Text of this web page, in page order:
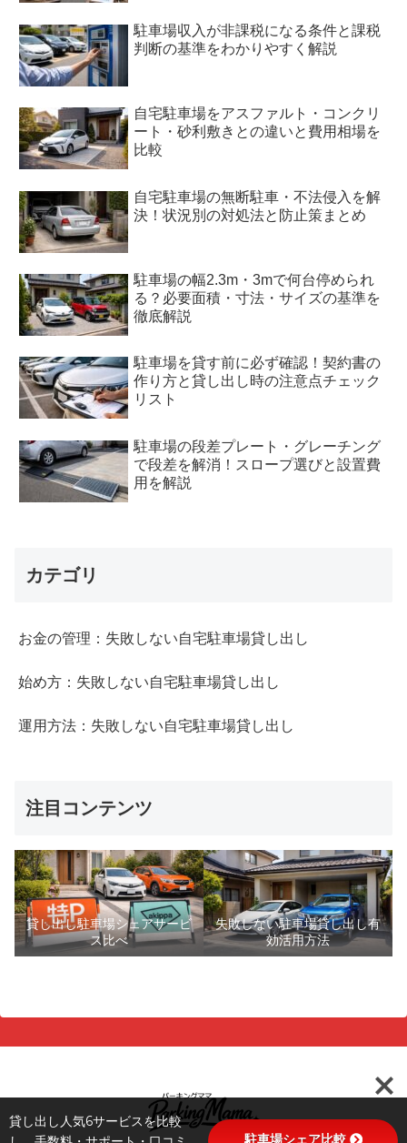
駐車場収入が非課税になる条件と課税
判断の基準をわかりやすく解説
自宅駐車場をアスファルト・コンクリ
ート・砂利敷きとの違いと費用相場を
比較
自宅駐車場の無断駐車・不法侵入を解
決！状況別の対処法と防止策まとめ
駐車場の幅2.3m・3mで何台停められ
る？必要面積・寸法・サイズの基準を
徹底解説
駐車場を貸す前に必ず確認！契約書の
作り方と貸し出し時の注意点チェック
リスト
駐車場の段差プレート・グレーチング
で段差を解消！スロープ選びと設置費
用を解説
カテゴリ
お金の管理：失敗しない自宅駐車場貸し出し
始め方：失敗しない自宅駐車場貸し出し
運用方法：失敗しない自宅駐車場貸し出し
注目コンテンツ
貸し出し駐車場シェアサービ
ス比べ
失敗しない駐車場貸し出し有
効活用方法
貸し出し人気6サービスを比較
駐車場シェア比較